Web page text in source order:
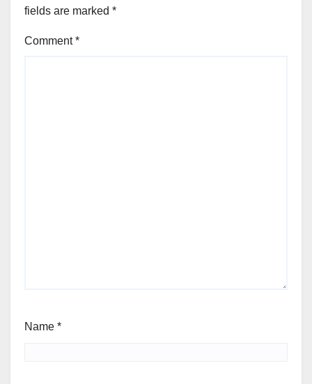
fields are marked *
Comment*
Name *